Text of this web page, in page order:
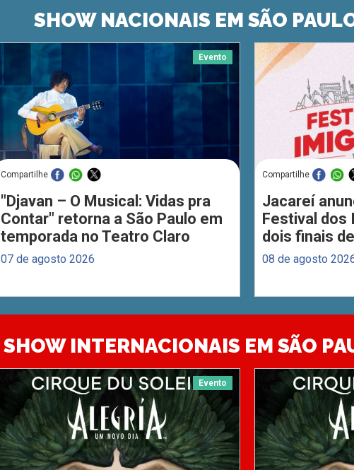
SHOW NACIONAIS EM SÃO
Evento
Compartilhe
"Djavan – O Musical: Vidas pra
Contar" retorna a São Paulo em
temporada no Teatro Claro
07 de agosto 2026
Compartilhe
Jacareí
Festival dos
dois finais
08 de agosto
SHOW INTERNACIONAIS EM SÃO
Evento